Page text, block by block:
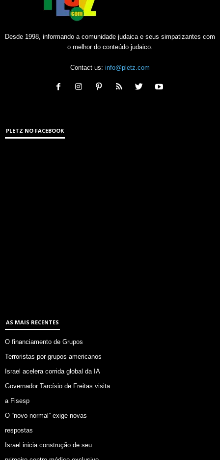
Desde 1998, informando a comunidade judaica e seus simpatizantes com
o melhor do conteúdo judaico.
Contact us: info@pletz.com
PLETZ NO FACEBOOK
AS MAIS RECENTES
O financiamento de Grupos
Terroristas por grupos americanos
Israel acelera corrida global da IA
Governador Tarcísio de Freitas visita
a Fisesp
O “novo normal” exige novas
respostas
Israel inicia construção de seu